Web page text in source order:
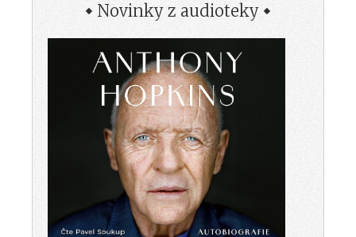
Novinky z audioteky